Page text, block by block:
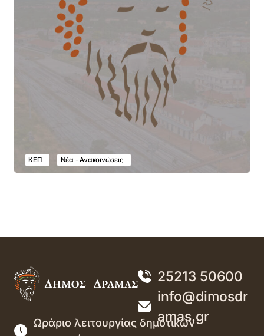
ΚΕΠ Νέα - Ανακοινώσεις
25213 50600
info@dimosdr
amas.gr
Ωράριο λειτουργίας δημοτικών